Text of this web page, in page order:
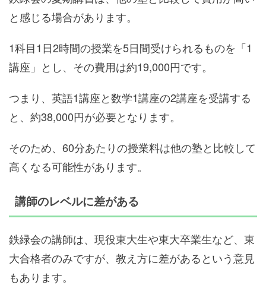
と感じる場合があります。
1科目1日2時間の授業を5日間受けられるものを「1
講座」とし、その費用は約19,000円です。
つまり、英語1講座と数学1講座の2講座を受講する
と、約38,000円が必要となります。
そのため、60分あたりの授業料は他の塾と比較して
高くなる可能性があります。
講師のレベルに差がある
鉄緑会の講師は、現役東大生や東大卒業生など、東
大合格者のみですが、教え方に差があるという意見
もあります。